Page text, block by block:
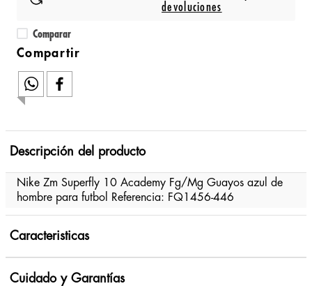
devoluciones
Comparar
Descripción del producto
Nike Zm Superfly 10 Academy Fg/Mg Guayos azul de
hombre para futbol Referencia: FQ1456-446
Caracteristicas
Cuidado y Garantías